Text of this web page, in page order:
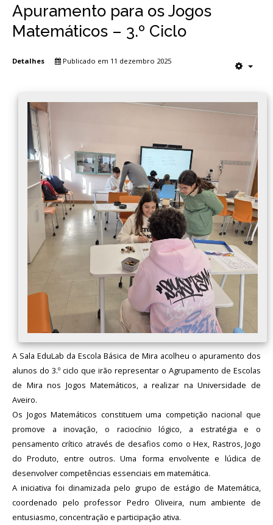
Apuramento para os Jogos
Matemáticos – 3.º Ciclo
Detalhes Publicado em 11 dezembro 2025
A Sala EduLab da Escola Básica de Mira acolheu o apuramento dos
alunos do 3.º ciclo que irão representar o Agrupamento de Escolas
de Mira nos Jogos Matemáticos, a realizar na Universidade de
Aveiro.
Os Jogos Matemáticos constituem uma competição nacional que
promove a inovação, o raciocínio lógico, a estratégia e o
pensamento crítico através de desafios como o Hex, Rastros, Jogo
do Produto, entre outros. Uma forma envolvente e lúdica de
desenvolver competências essenciais em matemática.
A iniciativa foi dinamizada pelo grupo de estágio de Matemática,
coordenado pelo professor Pedro Oliveira, num ambiente de
entusiasmo, concentração e participação ativa.